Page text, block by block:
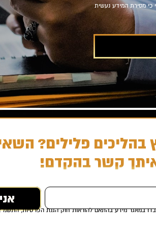
ידוע לי כי מסירת המידע נעשית
בהליכים פלילים?
איתך קשר בהקדם!